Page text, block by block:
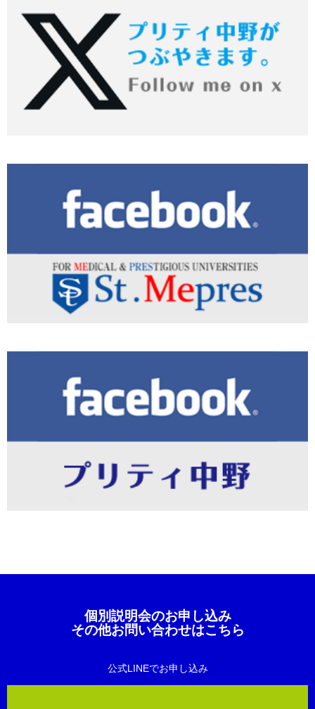
個別説明会のお申し込み
その他お問い合わせはこちら
公式LINEでお申し込み